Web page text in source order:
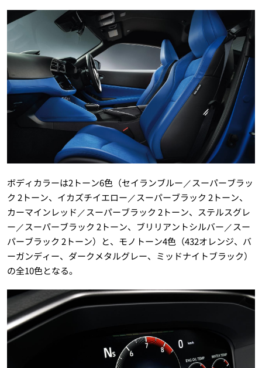
ボディカラーは2トーン6色（セイランブルー／スーパーブラッ
ク 2トーン、イカズチイエロー／スーパーブラック 2トーン、
カーマインレッド／スーパーブラック 2トーン、ステルスグレ
ー／スーパーブラック 2トーン、ブリリアントシルバー／スー
パーブラック 2トーン）と、モノトーン4色（432オレンジ、バ
ーガンディー、ダークメタルグレー、ミッドナイトブラック）
の全10色となる。